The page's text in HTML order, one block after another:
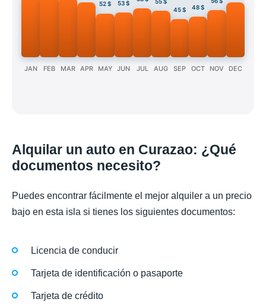
JAN FEB MAR APR
52 $
MAY
53 $
JUN JUL
55 $
AUG
45 $
SEP
48 $
OCT NOV DEC
Alquilar un auto en Curazao: ¿Qué
documentos necesito?
Puedes encontrar fácilmente el mejor alquiler a un precio
bajo en esta isla si tienes los siguientes documentos:
Licencia de conducir
Tarjeta de identificación o pasaporte
Tarjeta de crédito